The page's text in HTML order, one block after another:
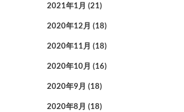
2021年1月 (21)
2020年12月 (18)
2020年11月 (18)
2020年10月 (16)
2020年9月 (18)
2020年8月 (18)